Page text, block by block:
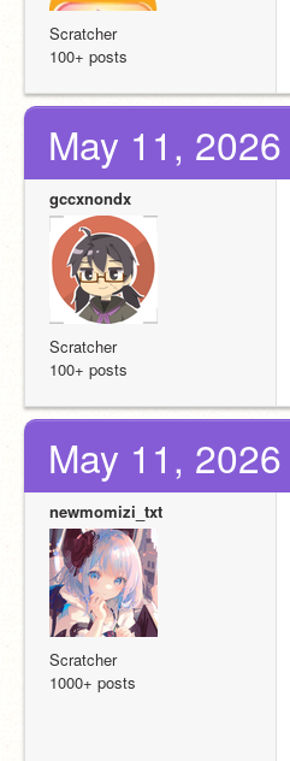
Scratcher
100+ posts
May 11,
gccxnondx
Scratcher
100+ posts
May 11,
newmomizi_txt
Scratcher
1000+ posts